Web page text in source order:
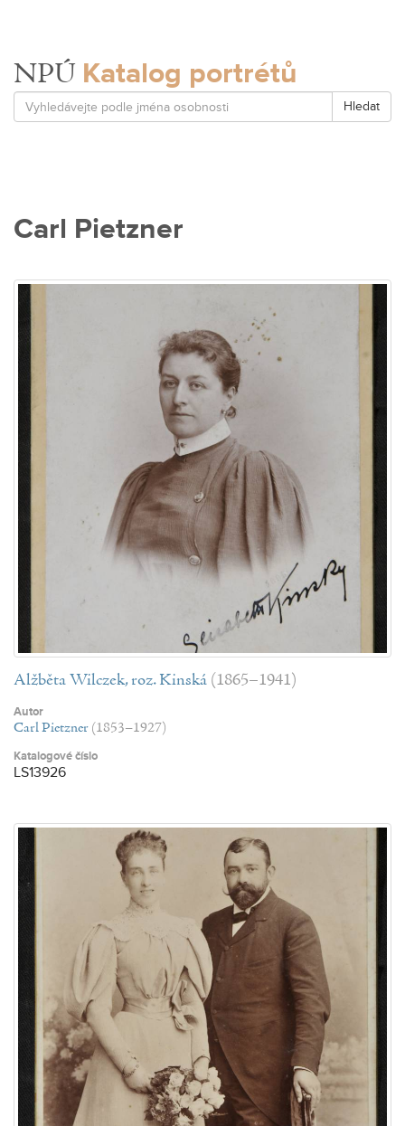
NPÚ Katalog portrétů
Hledat
Carl Pietzner
Alžběta Wilczek, roz. Kinská (1865–1941)
Autor
Carl Pietzner (1853–1927)
Katalogové číslo
LS13926